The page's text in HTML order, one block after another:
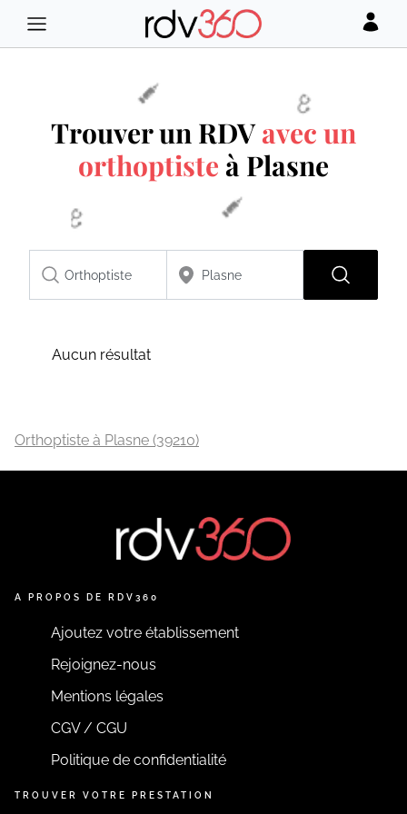
Trouver un RDVavec un
orthoptiste à Plasne
Aucun résultat
Orthoptiste à Plasne (39210)
A PROPOS DE RDV360
Ajoutez votre établissement
Rejoignez-nous
Mentions légales
CGV / CGU
Politique de confidentialité
TROUVER VOTRE PRESTATION